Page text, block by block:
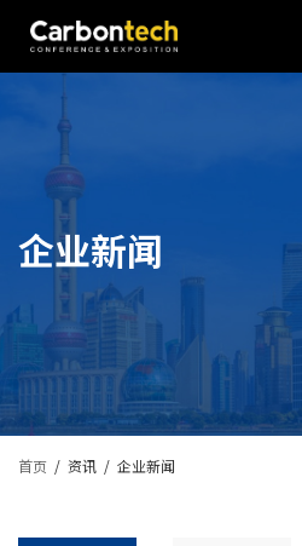
企业新闻
首页 / 资讯 / 企业新闻